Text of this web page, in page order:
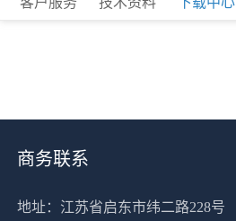
商务联系
地址：江苏省启东市纬二路228号